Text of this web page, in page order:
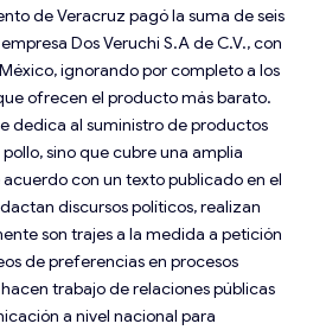
de Veracruz pagó la suma de seis
Dos Veruchi S.A de C.V., con
ignorando por completo a los
ofrecen el producto más barato.
dedica al suministro de productos
sino que cubre una amplia
con un texto publicado en el
discursos políticos, realizan
son trajes a la medida a petición
de preferencias en procesos
trabajo de relaciones públicas
a nivel nacional para